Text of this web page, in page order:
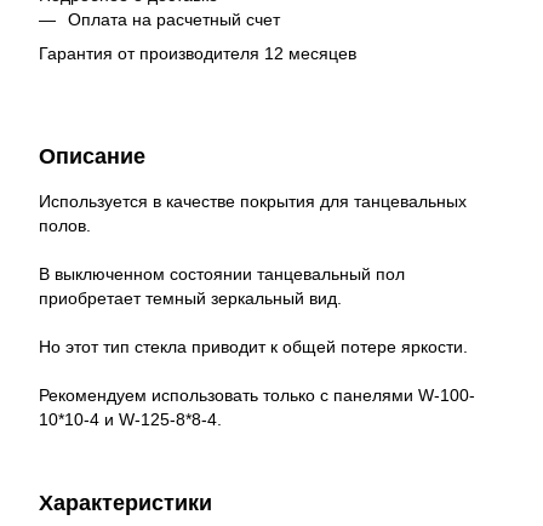
Оплата на расчетный счет
Гарантия от производителя 12 месяцев
Описание
Используется в качестве покрытия для танцевальных
полов.
В выключенном состоянии танцевальный пол
приобретает темный зеркальный вид.
Но этот тип стекла приводит к общей потере яркости.
Рекомендуем использовать только с панелями W-100-
10*10-4 и W-125-8*8-4.
Характеристики